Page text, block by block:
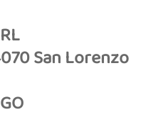
San Lorenzo